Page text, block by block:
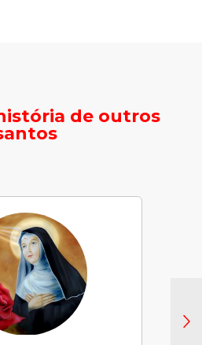
de outros